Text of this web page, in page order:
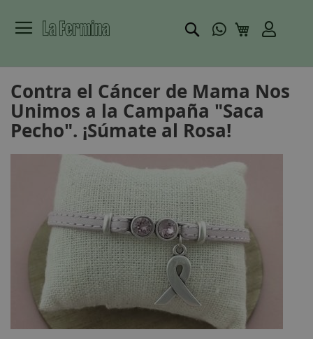
Buscar Mi carrito
Contra el Cáncer de Mama Nos
Unimos a la Campaña "Saca
Pecho". ¡Súmate al Rosa!